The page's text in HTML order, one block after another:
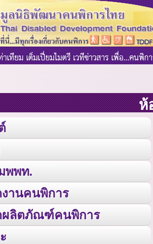
ห้
พพท.
านคนพิการ
ผลิตภัณฑ์คนพิการ